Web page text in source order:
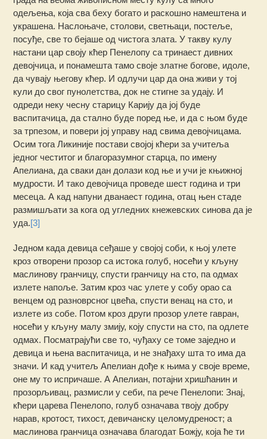
одељења, која сва беху богато и раскошно намештена и
украшена. Наслоњаче, столови, светњаци, постеље,
посуђе, све то бејаше од чистога злата. У такву кулу
настани цар своју кћер Пенелопу са тринаест дивних
девојчица, и понамешта тамо своје златне богове, идоле,
да чувају његову кћер. И одлучи цар да она живи у тој
кули до свог пунолетства, док не стигне за удају. И
одреди неку чесну cтарицу Карију да јој буде
васпитачица, да стално буде поред ње, и да с њом буде
за трпезом, и повери јој управу над свима девојчицама.
Осим тога Ликиније постави својој кћери за учитеља
једног честитог и благоразумног старца, по имену
Апелиана, да сваки дан долази код ње и учи је књижној
мудрости. И тако девојчица проведе шест година и три
месеца. А кад напуни дванаест година, отац њен стаде
размишљати за кога од угледних кнежевских синова да је
уда.[3]
Једном када девица сеђаше у својој соби, к њој улете
кроз отворени прозор са истока голуб, носећи у кљуну
маслинову гранчицу, спусти гранчицу на сто, па одмах
излете напоље. Затим кроз час улете у собу орао са
венцем од разноврсног цвећа, спусти венац на сто, и
излете из собе. Потом кроз други прозор улете гавран,
носећи у кљуну малу змију, коју спусти на сто, па одлете
одмах. Посматрајући све то, чуђаху се томе заједно и
девица и њена васпитачица, и не знађаху шта то има да
значи. И кад учитељ Апелиан дође к њима у своје време,
оне му то испричаше. А Апелиан, потајни хришћанин и
прозорљивац, размисли у себи, па рече Пенелопи: Знај,
кћери царева Пенелопо, голуб означава твоју добру
нарав, кротост, тихост, девичанску целомудреност; а
маслинова гранчица означава благодат Божју, која ће ти